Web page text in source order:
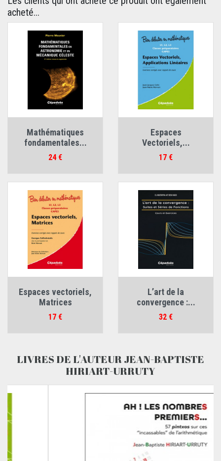
acheté...
Mathématiques
fondamentales...
Prix
24 €
Espaces
Vectoriels,...
Prix
17 €
Espaces vectoriels,
Matrices
Prix
17 €
L’art de la
convergence :...
Prix
32 €
LIVRES DE L'AUTEUR JEAN-BAPTISTE
HIRIART-URRUTY